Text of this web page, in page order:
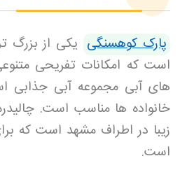
پارک کوهسنگی یکی از بزرگ
است که امکانات تفریحی
های آبی مجموعه آبی جذابی
خانواده ها مناسب است.
زیبا در اطراف مشهد است که
است.